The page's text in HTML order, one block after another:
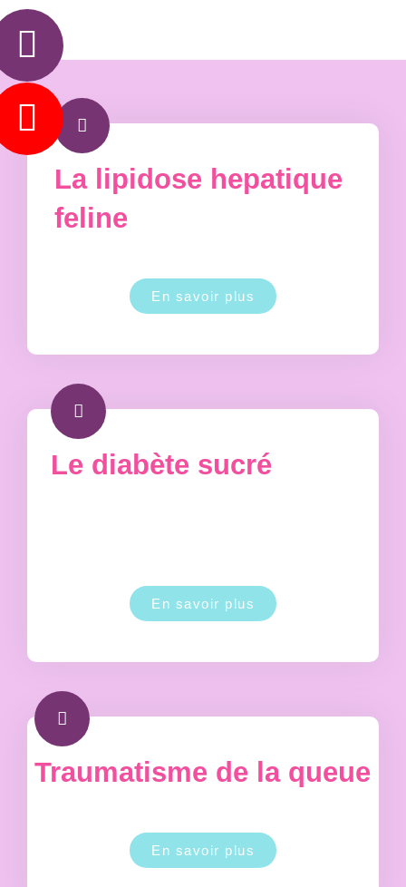
La lipidose hepatique
feline
En savoir plus
Le diabète sucré
En savoir plus
Traumatisme de la queue
En savoir plus